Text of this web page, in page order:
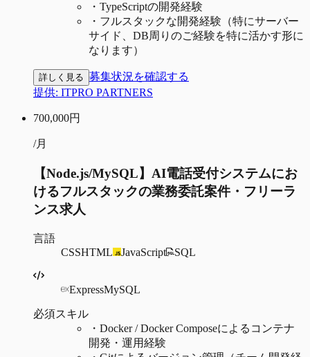
・ TypeScriptの開発経験
・ フルスタックな開発経験（特にサーバー
サイド、DB周りのご経験を特に活かす形に
なります）
詳しく見る 募集状況を確認する
提供: ITPRO PARTNERS
700,000円
/月
【Node.js/MySQL】AI電話受付システムにお
けるフルスタックの業務委託案件・フリーラ
ンス求人
言語
CSSHTML JavaScript SQL
ExpressMySQL
必須スキル
・ Docker / Docker Composeによるコンテナ
開発・運用経験